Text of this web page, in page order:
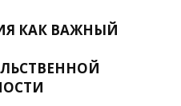
КАК ВАЖНЫЙ